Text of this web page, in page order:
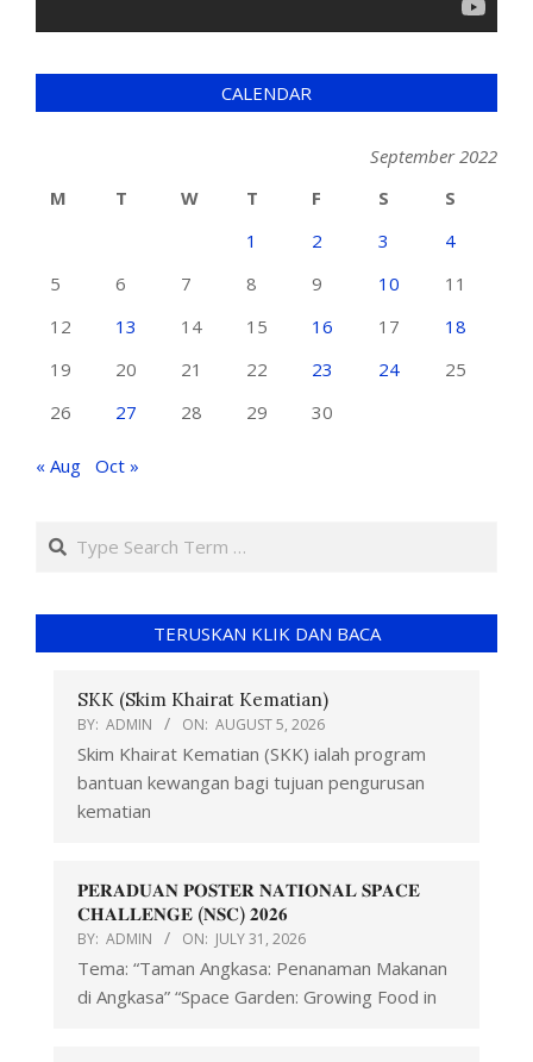
CALENDAR
September 2022
M
T W T F S
S
1
2 3
4
5
6 7 8 9 10
11
12
13 14 15 16 17
18
19
20 21 22 23 24
25
26
27 28 29 30
« Aug Oct »
TERUSKAN KLIK DAN BACA
SKK (Skim Khairat Kematian)
BY: ADMIN ON: AUGUST 5, 2026
Skim Khairat Kematian (SKK) ialah program
bantuan kewangan bagi tujuan pengurusan
kematian
𝐏𝐄𝐑𝐀𝐃𝐔𝐀𝐍 𝐏𝐎𝐒𝐓𝐄𝐑 𝐍𝐀𝐓𝐈𝐎𝐍𝐀𝐋 𝐒𝐏𝐀𝐂𝐄
𝐂𝐇𝐀𝐋𝐋𝐄𝐍𝐆𝐄 (𝐍𝐒𝐂) 𝟐𝟎𝟐𝟔
BY: ADMIN ON: JULY 31, 2026
Tema: “Taman Angkasa: Penanaman Makanan
di Angkasa” “Space Garden: Growing Food in